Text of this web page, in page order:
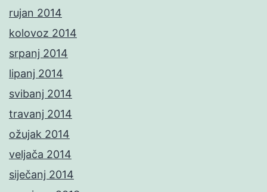
rujan 2014
kolovoz 2014
srpanj 2014
lipanj 2014
svibanj 2014
travanj 2014
ožujak 2014
veljača 2014
siječanj 2014